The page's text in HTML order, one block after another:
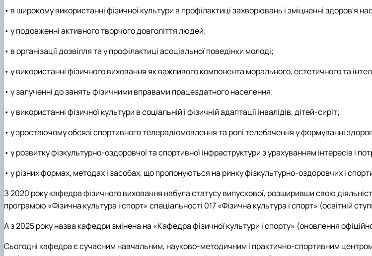
• в широкому використанні фізичної культури в профілактиці захворювань і зміцненні здоров'я
• у подовженні активного творчого довголіття людей;
• в організації дозвілля та у профілактиці асоціальної поведінки молоді;
• у використанні фізичного виховання як важливого компонента морального, естетичного та
• у залученні до занять фізичними вправами працездатного населення;
• у використанні фізичної культури в соціальній і фізичній адаптації інвалідів, дітей-сиріт;
• у зростаючому обсязі спортивного телерадіомовлення та ролі телебачення у формуванні
• у розвитку фізкультурно-оздоровчої та спортивної інфраструктури з урахуванням інтересів і
• у різних формах, методах і засобах, що пропонуються на ринку фізкультурно-оздоровчих і
З 2020 року кафедра фізичного виховання набула статусу випускової, розширивши свою
програмою «Фізична культура і спорт» спеціальності 017 «Фізична культура і спорт» (освітній
А з 2025 року назва кафедри змінена на «Кафедра фізичної культури і спорту» (оновлення
Сьогодні кафедра є сучасним навчальним, науково-методичним і практично-спортивним